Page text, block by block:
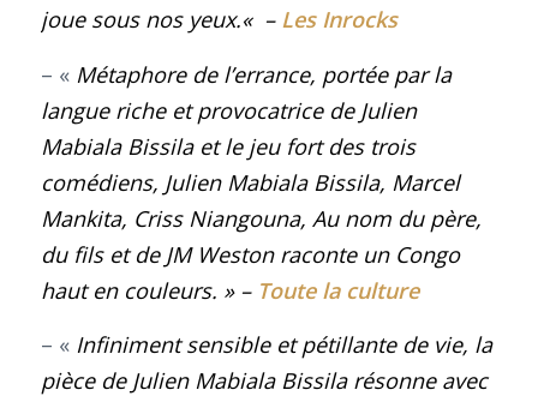
joue sous nos yeux.« – Les Inrocks
– « Métaphore de l’errance, portée par la
langue riche et provocatrice de Julien
Mabiala Bissila et le jeu fort des trois
comédiens, Julien Mabiala Bissila, Marcel
Mankita, Criss Niangouna, Au nom du père,
du fils et de JM Weston raconte un Congo
haut en couleurs. » – Toute la culture
– « Infiniment sensible et pétillante de vie, la
pièce de Julien Mabiala Bissila résonne avec